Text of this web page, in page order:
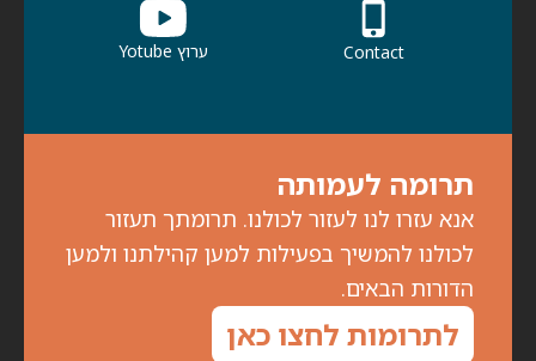
תרומה לעמותה
אנא עזרו לנו לעזור לכולנו. תרומתך תעזור
לכולנו להמשיך בפעילות למען קהילתנו ולמען
הדורות הבאים.
לתרומות לחצו כאן
Contact ערוץ Yotube